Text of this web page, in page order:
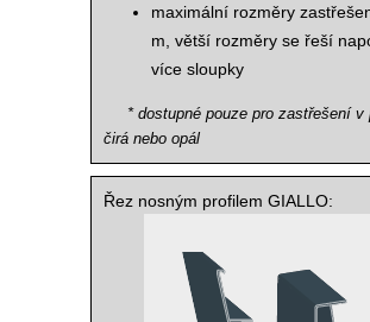
maximální rozměry
m, větší rozměry se řeší
více sloupky
* dostupné pouze pro zastřešení v
čirá nebo opál
Řez nosným profilem GIALLO: